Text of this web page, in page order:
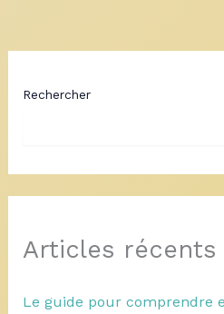
Rechercher
Articles récents
Le guide pour comprendre